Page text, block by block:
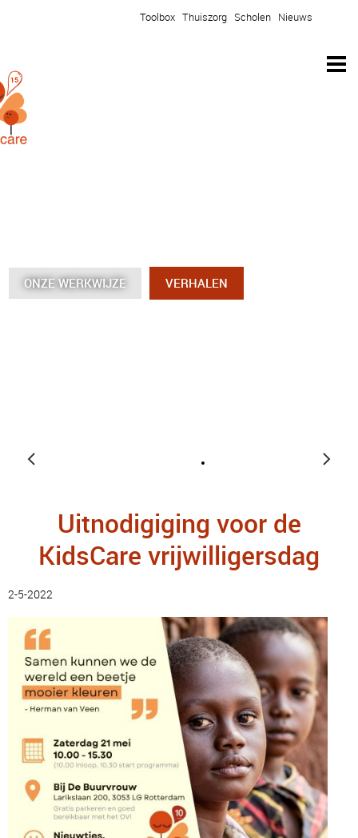
Toolbox Thuiszorg Scholen Nieuws
ONZE WERKWIJZE VERHALEN
ONZE WERKWIJZE VERHALEN
ONZE WERKWIJZE VERHALEN
ONZE WERKWIJZE VERHALEN
Uitnodigiging voor de
KidsCare vrijwilligersdag
2-5-2022